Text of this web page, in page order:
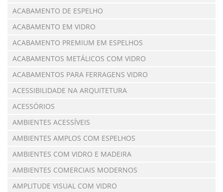
ACABAMENTO DE ESPELHO
ACABAMENTO EM VIDRO
ACABAMENTO PREMIUM EM ESPELHOS
ACABAMENTOS METÁLICOS COM VIDRO
ACABAMENTOS PARA FERRAGENS VIDRO
ACESSIBILIDADE NA ARQUITETURA
ACESSÓRIOS
AMBIENTES ACESSÍVEIS
AMBIENTES AMPLOS COM ESPELHOS
AMBIENTES COM VIDRO E MADEIRA
AMBIENTES COMERCIAIS MODERNOS
AMPLITUDE VISUAL COM VIDRO